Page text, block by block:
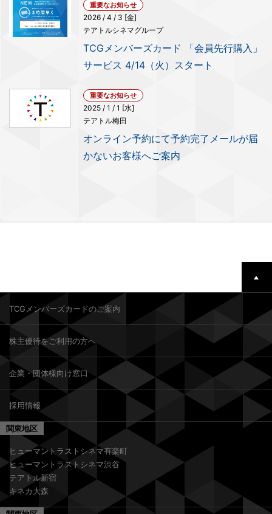
重要なお知らせ
2026 / 4 / 3 [金]
テアトルシネマグループ
TCGメンバーズカード 「会員先行購入」
サービス 4/14（火）スタート
重要なお知らせ
2025 / 1 / 1 [水]
テアトル梅田
オンライン予約にて予約完了メールが届
かないお客様へご案内
TCGメンバーズカードのご案内
株主優待をご利用の方へ
企業・団体様向け窓口
採用情報
関東地区
ヒューマントラストシネマ有楽町
ヒューマントラストシネマ渋谷
テアトル新宿
キネカ大森